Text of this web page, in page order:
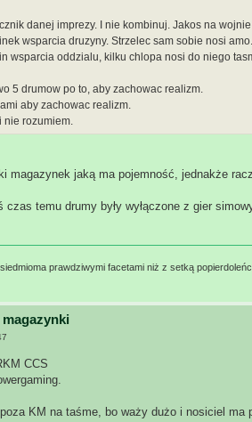
danej imprezy. I nie kombinuj. Jakos na
wsparcia druzyny. Strzelec sam sobie nosi amo.
wsparcia oddzialu, kilku chlopa nosi do niego
5 drumow po to, aby zachowac realizm.
aby zachowac realizm.
nie rozumiem.
magazynek jaką ma pojemność, jednakże
temu drumy były wyłączone z gier
prawdziwymi facetami niż z setką
CCS
KM na taśme, bo waży dużo i nosiciel ma